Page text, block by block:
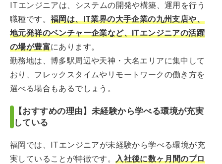
ITエンジニアは、システムの開発や構築、運用を行う
職種です。 福岡は、IT業界の大手企業の九州支店や、
地元発祥のベンチャー企業など、ITエンジニアの活躍
の場が豊富にあります。
勤務地は、博多駅周辺や天神・大名エリアに集中して
おり、フレックスタイムやリモートワークの働き方を
選べる場合もあるでしょう。
【おすすめの理由】未経験から学べる環境が充実
している
福岡では、ITエンジニアが未経験から学べる環境が充
実していることが特徴です。入社後に数ヶ月間のプロ